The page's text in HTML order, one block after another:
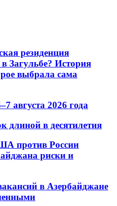
резиденция
Загульбе? История
выбрала сама
августа 2026 года
длиной в десятилетия
против России
риски и
в Азербайджане